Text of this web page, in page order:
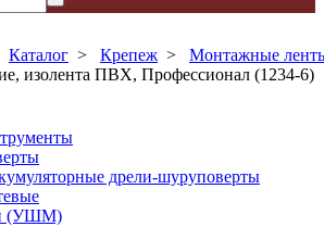
Каталог > Крепеж > Монтажные
изолента ПВХ, Профессионал (1234-6)
дрели-шуруповерты
(УШМ)